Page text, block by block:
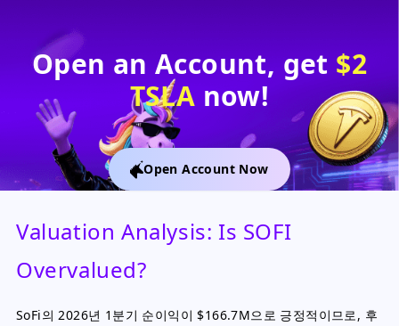
Open an Account, get $2
TSLA now!
Open Account Now
Valuation Analysis: Is SOFI
Overvalued?
SoFi의 2026년 1분기 순이익이 $166.7M으로 긍정적이므로, 후